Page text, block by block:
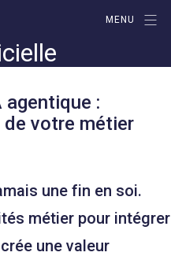
MENU
agentique :
de votre métier
une fin en soi.
métier pour intégrer
une valeur